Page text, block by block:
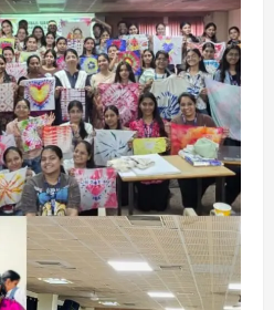
छत्तीसगढ़ राज्य लाइफ स्टाइल
डिजाइन विभाग ने मनाया
हथकरघा दिवस
7, 2026
राज्य लाइफ स्टाइल
, दोस्ती के नाम